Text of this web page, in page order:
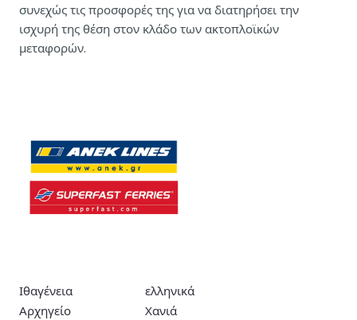
συνεχώς τις προσφορές της για να διατηρήσει την
ισχυρή της θέση στον κλάδο των ακτοπλοϊκών
μεταφορών.
Ιθαγένεια
ελληνικά
Αρχηγείο
Χανιά